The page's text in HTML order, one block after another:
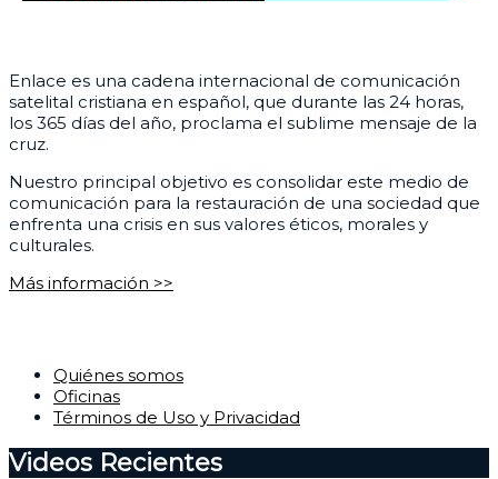
Enlace es una cadena internacional de comunicación
satelital cristiana en español, que durante las 24 horas,
los 365 días del año, proclama el sublime mensaje de la
cruz.
Nuestro principal objetivo es consolidar este medio de
comunicación para la restauración de una sociedad que
enfrenta una crisis en sus valores éticos, morales y
culturales.
Más información >>
Quiénes somos
Oficinas
Términos de Uso y Privacidad
Videos Recientes